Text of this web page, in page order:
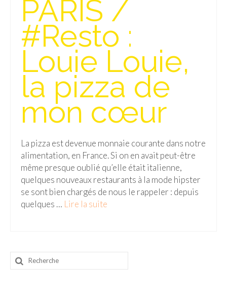
Isla del Sol
Lac Titicaca
Salar d’Uyuni
Sucre
Chili
Paraguay
Pérou
Lac Titicaca
Machu Picchu
ASIE
Guilin & Yangshuo
PARIS /
#Resto :
Louie Louie,
la pizza de
mon cœur
La pizza est devenue monnaie courante dans notre
alimentation, en France. Si on en avait peut-être
même presque oublié qu’elle était italienne,
quelques nouveaux restaurants à la mode hipster
se sont bien chargés de nous le rappeler : depuis
quelques … Lire la suite­­
Rechercher
: